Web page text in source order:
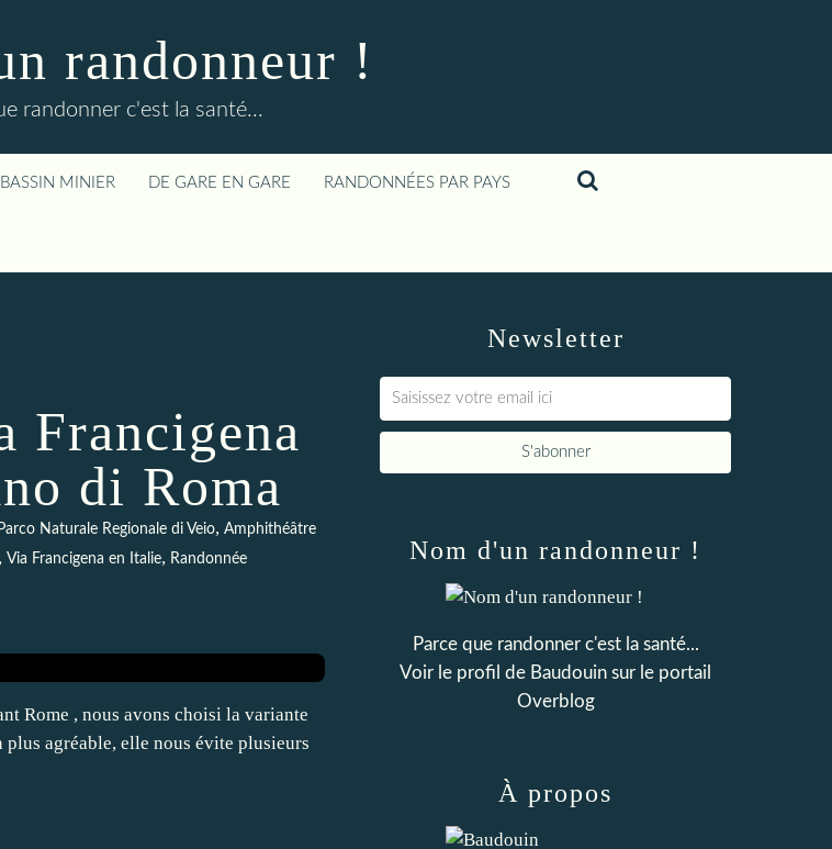
randonneur !
randonner c'est la santé...
BASSIN MINIER DE GARE EN GARE RANDONNÉES PAR PAYS
Francigena
di Roma
Parco Naturale Regionale di Veio, Amphithéâtre
, Via Francigena en Italie, Randonnée
Rome , nous avons choisi la variante
agréable, elle nous évite plusieurs
Newsletter
Nom d'un randonneur !
Parce que randonner c'est la santé...
Voir le profil de Baudouin sur le portail
Overblog
À propos